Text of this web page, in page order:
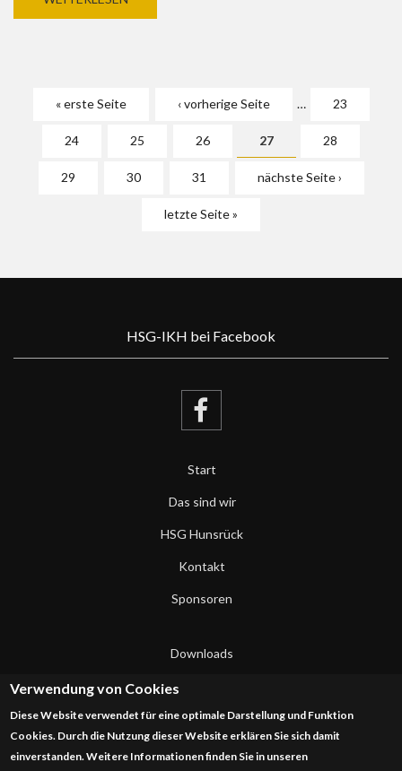
« erste Seite ‹ vorherige Seite … 23
24 25 26 27 28
29 30 31 nächste Seite ›
letzte Seite »
HSG-IKH bei Facebook
Start
Das sind wir
HSG Hunsrück
Kontakt
Sponsoren
Downloads
Datenschutzerklärung
Impressum
Verwendung von Cookies
Diese Website verwendet für eine optimale Darstellung und Funktion
Cookies. Durch die Nutzung dieser Website erklären Sie sich damit
einverstanden. Weitere Informationen finden Sie in unseren